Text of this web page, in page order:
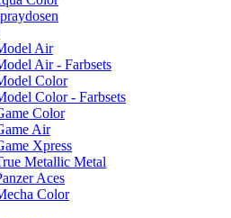
Air
Air - Farbsets
Color
Color - Farbsets
Color
Air
Xpress
Metallic Metal
Aces
Color